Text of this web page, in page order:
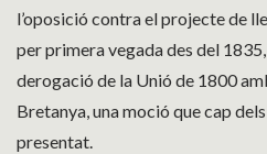
l’oposició contra el projecte de
per primera vegada des del
derogació de la Unió de 1800
Bretanya, una moció que cap
presentat.